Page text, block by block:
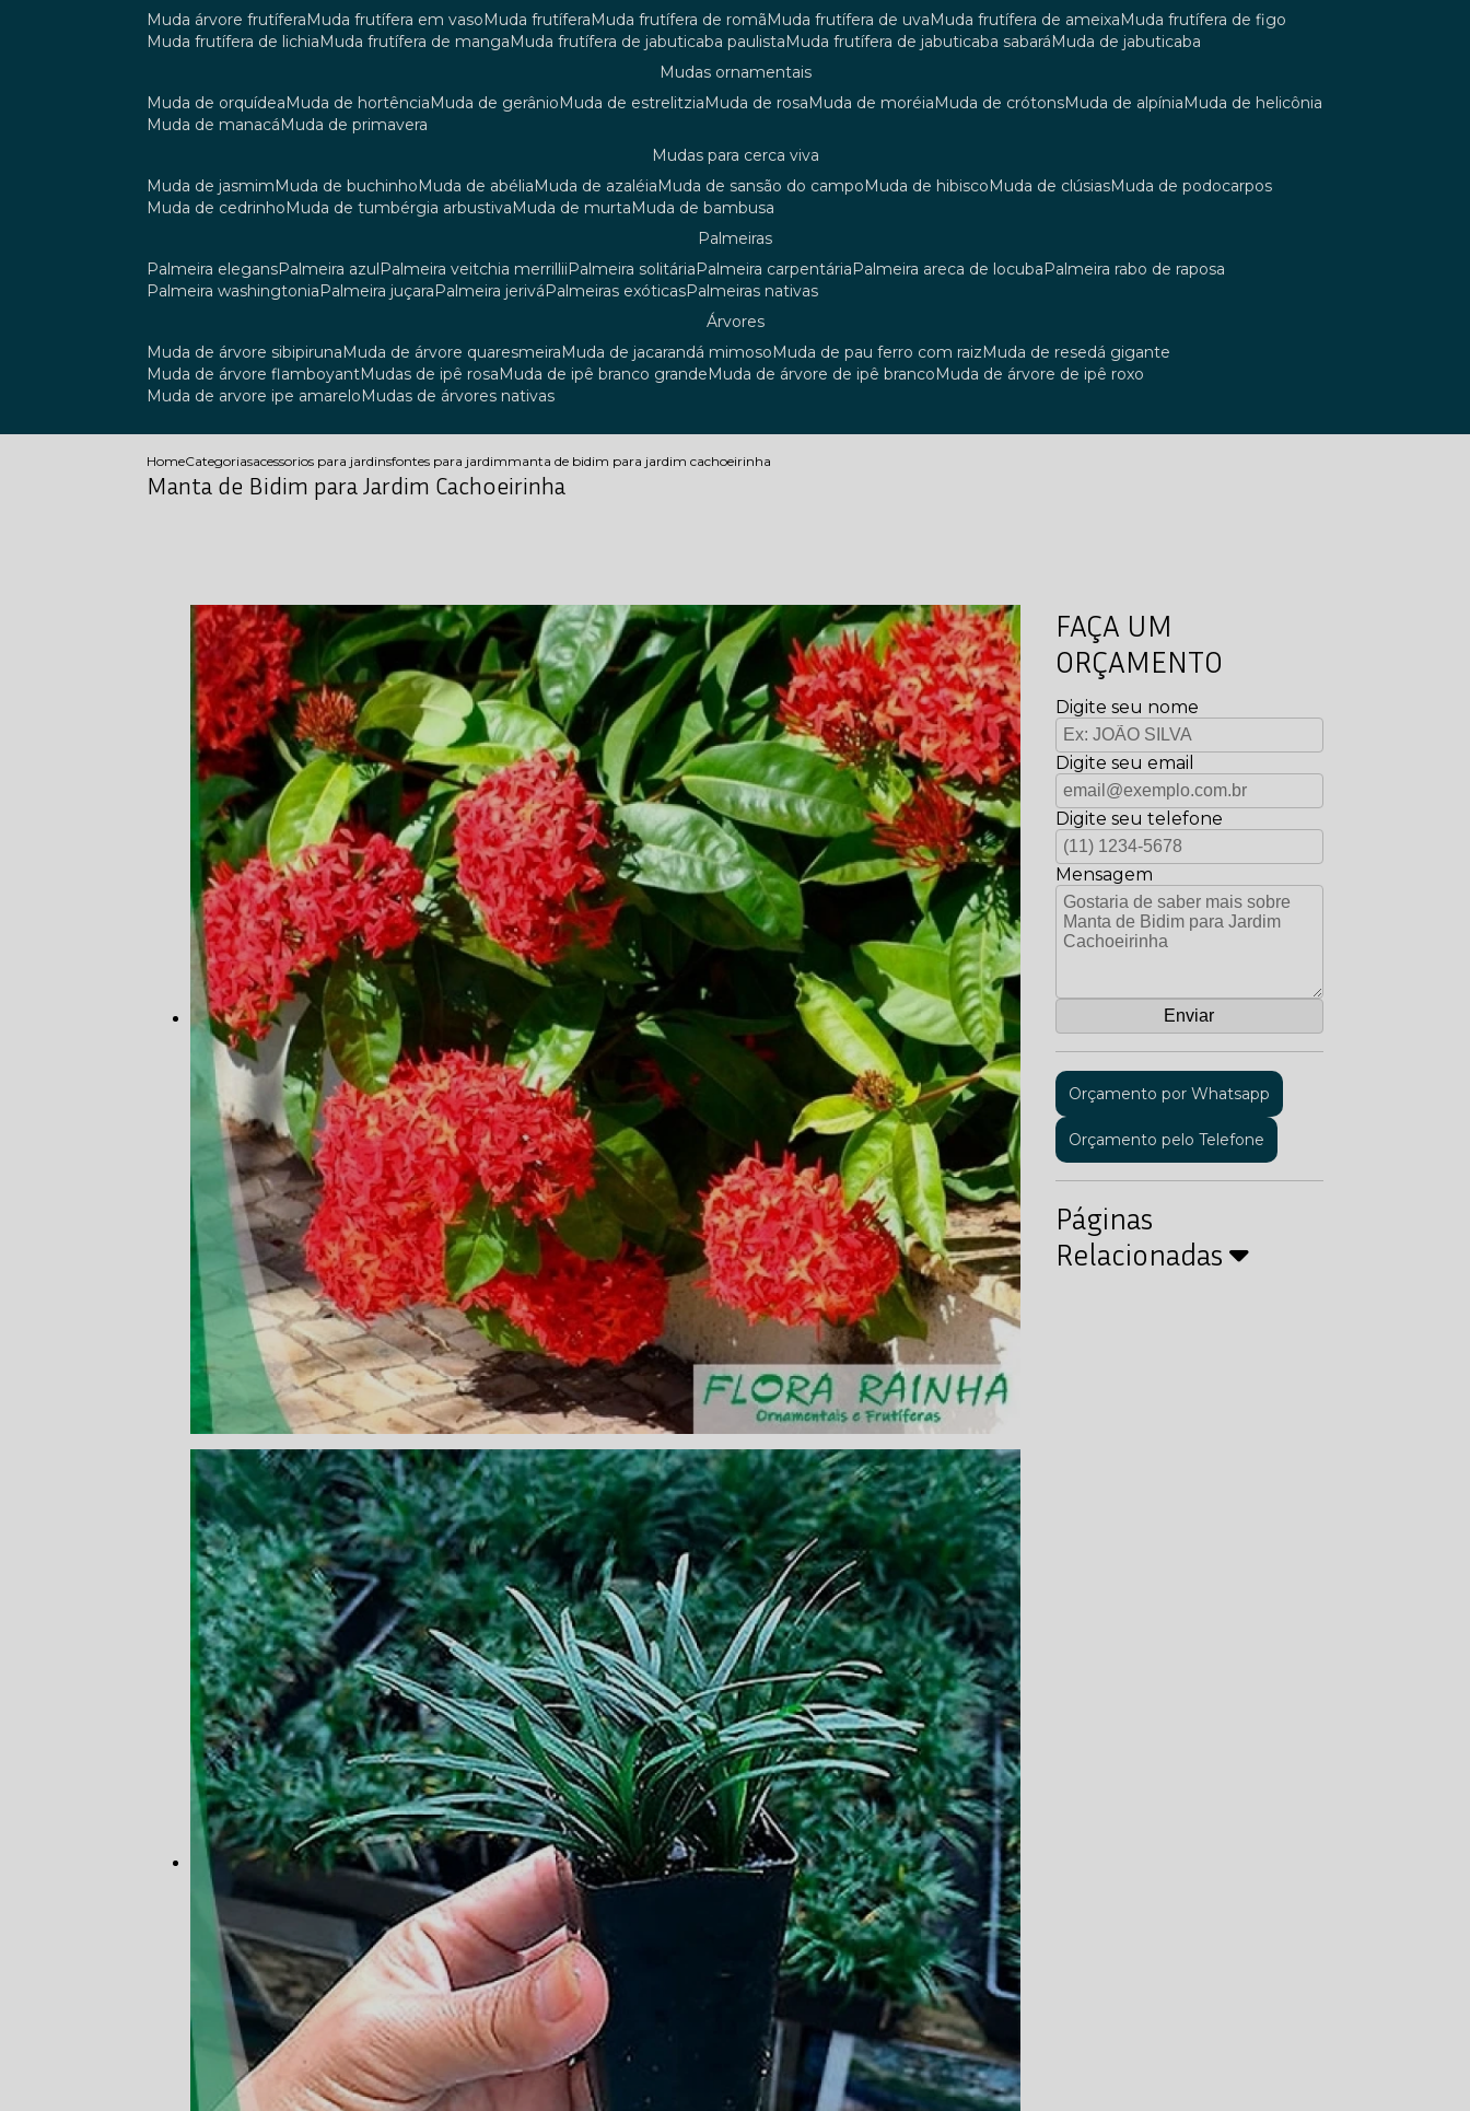
muda árvore frutífera
muda frutífera em vaso muda frutífera muda frutífera de romã muda frutífera de uva muda frutífera de ameixa
muda frutífera de figo
muda frutífera de lichia
muda frutífera de manga muda frutífera de jabuticaba paulista muda frutífera de jabuticaba sabará
muda de jabuticaba
mudas ornamentais
muda de orquídea
muda de hortência muda de gerânio muda de estrelitzia muda de rosa muda de moréia muda de crótons muda de alpínia
muda de helicônia
muda de manacá
muda de primavera
mudas para cerca viva
muda de jasmim
muda de buchinho muda de abélia muda de azaléia muda de sansão do campo muda de hibisco muda de clúsias
muda de podocarpos
muda de cedrinho
muda de tumbérgia arbustiva muda de murta
muda de bambusa
palmeiras
palmeira elegans
palmeira azul palmeira veitchia merrillii palmeira solitária palmeira carpentária palmeira areca de locuba
palmeira rabo de raposa
palmeira washingtonia
palmeira juçara palmeira jerivá palmeiras exóticas
palmeiras nativas
árvores
muda de árvore sibipiruna
muda de árvore quaresmeira muda de jacarandá mimoso muda de pau ferro com raiz
muda de resedá gigante
muda de árvore flamboyant
mudas de ipê rosa muda de ipê branco grande muda de árvore de ipê branco
muda de árvore de ipê roxo
muda de arvore ipe amarelo
mudas de árvores nativas
HomeCategoriasacessorios para jardinsfontes para jardimmanta de bidim para jardim cachoeirinha
Manta de Bidim para Jardim Cachoeirinha
FAÇA UM
ORÇAMENTO
Digite seu nome
Digite seu email
Digite seu telefone
Mensagem
Orçamento por Whatsapp
Orçamento pelo Telefone
Páginas
Relacionadas